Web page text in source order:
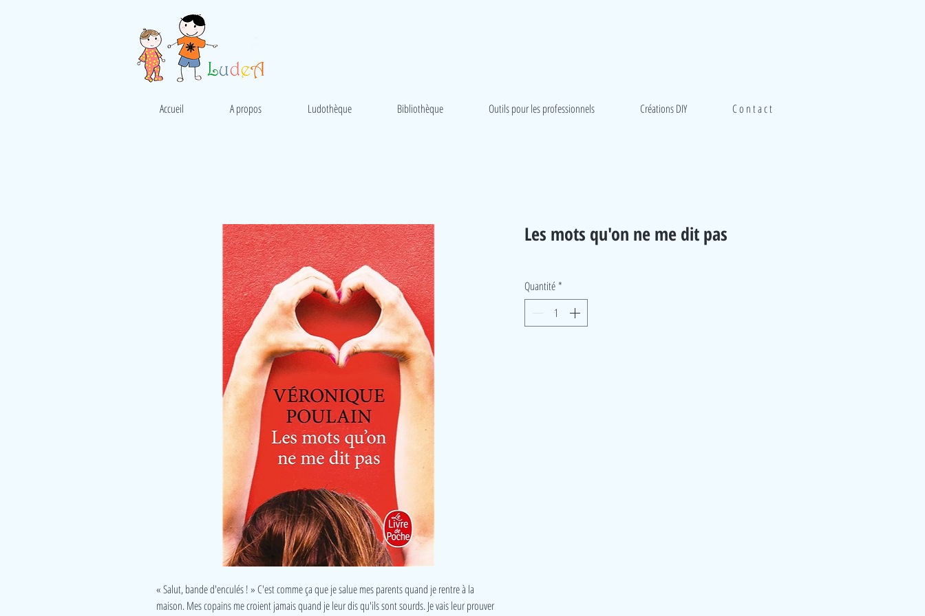
Accueil A propos Ludothèque Bibliothèque Outils pour les professionnels Créations DIY C o n t a c t
« Salut, bande d'enculés ! » C'est comme ça que je salue mes parents quand je rentre à la
maison. Mes copains me croient jamais quand je leur dis qu'ils sont sourds. Je vais leur prouver
Les mots qu'on ne me dit pas
Quantité *